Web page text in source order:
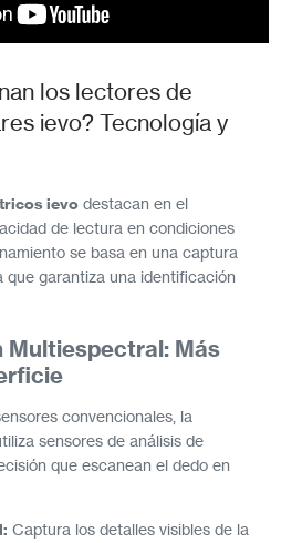
los lectores de
ievo? Tecnología y
ievo destacan en el
de lectura en condiciones
se basa en una captura
que garantiza una identificación
Más
convencionales, la
sensores de análisis de
que escanean el dedo en
Captura los detalles visibles de la